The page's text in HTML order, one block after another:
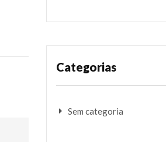
Categorias
Sem categoria